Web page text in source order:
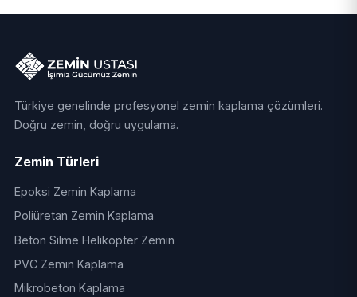
Türkiye genelinde profesyonel zemin kaplama çözümleri.
Doğru zemin, doğru uygulama.
Zemin Türleri
Epoksi Zemin Kaplama
Poliüretan Zemin Kaplama
Beton Silme Helikopter Zemin
PVC Zemin Kaplama
Mikrobeton Kaplama